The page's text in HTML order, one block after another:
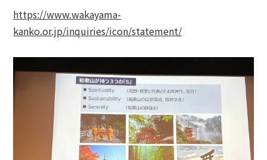
https://www.wakayama-
kanko.or.jp/inquiries/icon/statement/